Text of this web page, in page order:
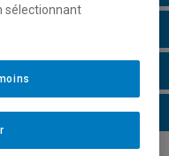
sélectionnant